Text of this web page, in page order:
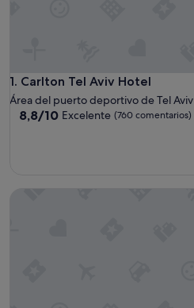
1. Carlton Tel Aviv Hotel
Carlton Tel Aviv Hotel
Área del puerto deportivo de Tel Aviv
8.8
8,8/10 Excelente (760 comentarios)